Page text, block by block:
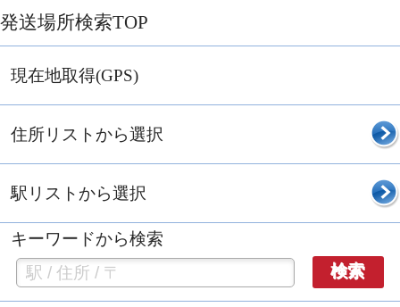
発送場所検索TOP
現在地取得(GPS)
住所リストから選択
駅リストから選択
キーワードから検索
検索